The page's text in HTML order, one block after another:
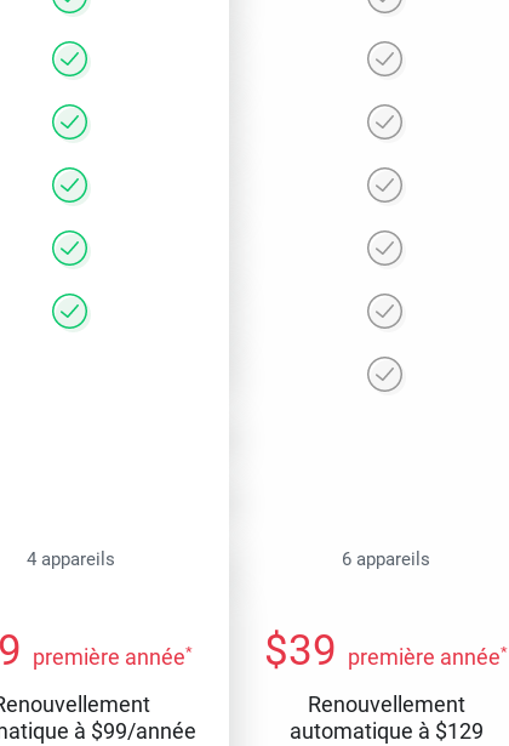
4 appareils 6 appareils
première année*
à $99/année
$39 première année*
Renouvellement
automatique à $129